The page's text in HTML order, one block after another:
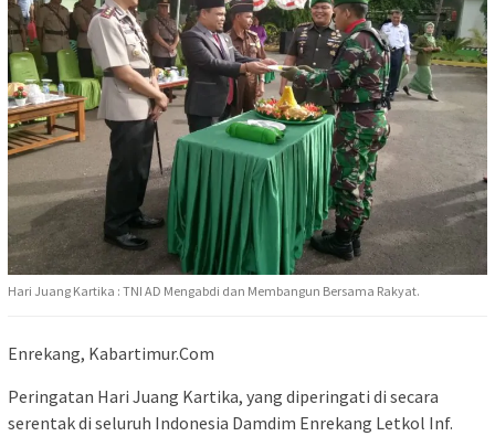
Hari Juang Kartika : TNI AD Mengabdi dan Membangun Bersama Rakyat.
Enrekang, Kabartimur.Com
Peringatan Hari Juang Kartika, yang diperingati di secara
serentak di seluruh Indonesia Damdim Enrekang Letkol Inf.